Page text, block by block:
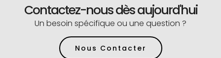
Contactez-nous dès aujourd'hui
Un besoin spécifique ou une question ?
Nous Contacter